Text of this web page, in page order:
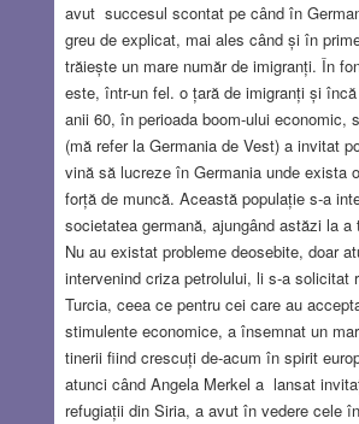
avut succesul scontat pe când în
greu de explicat, mai ales când și în
trăiește un mare număr de imigranți. În
este, într-un fel. o țară de imigranți și
anii 60, în perioada boom-ului economic,
(mă refer la Germania de Vest) a invitat
vină să lucreze în Germania unde exista
forță de muncă. Această populație s-a
societatea germană, ajungând astăzi la a
Nu au existat probleme deosebite, doar
intervenind criza petrolului, li s-a solicitat
Turcia, ceea ce pentru cei care au
stimulente economice, a însemnat un
tinerii fiind crescuți de-acum în spirit
atunci când Angela Merkel a lansat
refugiații din Siria, a avut în vedere cele